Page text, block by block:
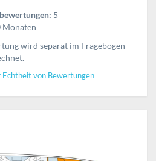
5
Monaten
wird separat im Fragebogen
Echtheit von Bewertungen